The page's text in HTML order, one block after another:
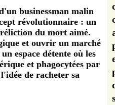
businessman malin
révolutionnaire : un
du mort aimé.
et ouvrir un marché
espace détente où les
et phagocytées par
de racheter sa